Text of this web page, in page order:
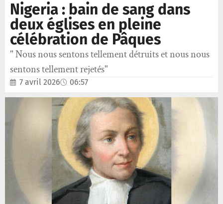
Nigeria : bain de sang dans
deux églises en pleine
célébration de Pâques
" Nous nous sentons tellement détruits et nous nous
sentons tellement rejetés"
7 avril 2026 06:57